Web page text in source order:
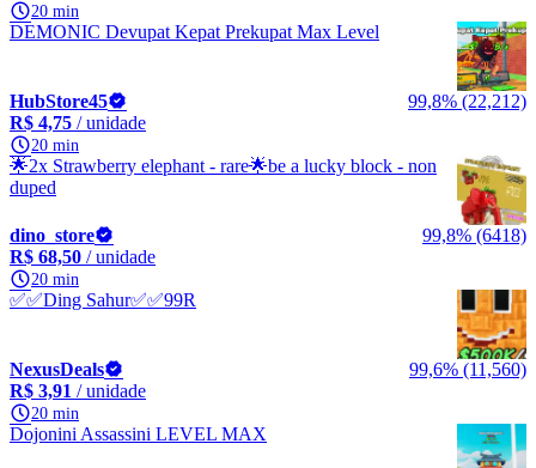
20 min
DEMONIC Devupat Kepat Prekupat Max Level
HubStore45
99,8% (22,212)
R$ 4,75 / unidade
20 min
🌟2x Strawberry elephant - rare🌟be a lucky block - non
duped
dino_store
99,8% (6418)
R$ 68,50 / unidade
20 min
✅✅Ding Sahur✅✅99R
NexusDeals
99,6% (11,560)
R$ 3,91 / unidade
20 min
Dojonini Assassini LEVEL MAX